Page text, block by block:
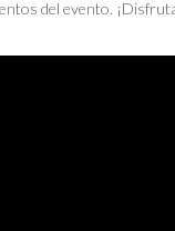
del evento.